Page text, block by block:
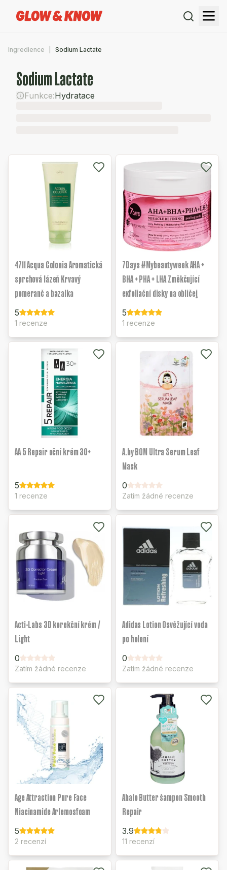
Ingredience Sodium Lactate
Sodium Lactate
Funkce:Hydratace
4711 Acqua Colonia Aromatická
sprchová lázeň Krvavý
pomeranč a bazalka
5
1 recenze
7Days #Mybeautyweek AHA +
BHA + PHA + LHA Změkčující
exfoliační disky na obličej
5
1 recenze
AA 5 Repair oční krém 30+
5
1 recenze
A.by BOM Ultra Serum Leaf
Mask
0
Zatím žádné recenze
Acti-Labs 3D korekční krém /
Light
0
Zatím žádné recenze
Adidas Lotion Osvěžující voda
po holení
0
Zatím žádné recenze
Age Attraction Pure Face
Niacinamide Arlemosfoam
5
2 recenzí
Ahalo Butter šampon Smooth
Repair
3.9
11 recenzí